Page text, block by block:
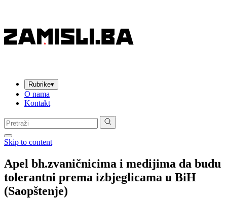
Rubrike▾
O nama
Kontakt
Pretraga:
Skip to content
Apel bh.zvaničnicima i medijima da budu
tolerantni prema izbjeglicama u BiH
(Saopštenje)